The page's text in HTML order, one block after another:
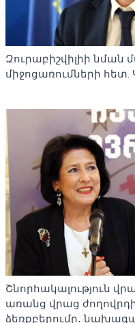
Զուրաբիշվիլիի նման
միջոցառումների
Շնորհակալություն
առանց վրաց ժողովրդի
ձեռքբերումը․